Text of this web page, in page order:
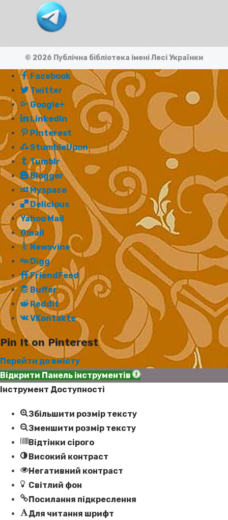
© 2026 Публічна бібліотека імені Лесі Українки
Facebook
Twitter
Google+
LinkedIn
Pinterest
StumbleUpon
Tumblr
Blogger
Myspace
Delicious
Yahoo Mail
Gmail
Newsvine
Digg
FriendFeed
Buffer
Reddit
VKontakte
Pin It on Pinterest
Перейти до вмісту
Відкрити Панель інструментів
Інструмент Доступності
Збільшити розмір тексту
Зменшити розмір тексту
Відтінки сірого
Високий контраст
Негативний контраст
Світлий фон
Посилання підкреслення
Для читання шрифт